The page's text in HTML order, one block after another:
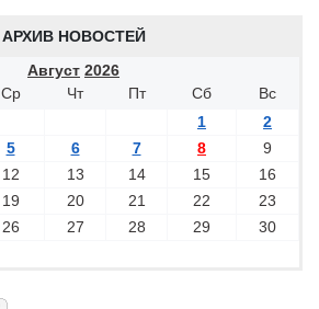
АРХИВ НОВОСТЕЙ
Август 2026
Ср Чт Пт Сб
Вс
1
2
5 6 7 8
9
12 13 14 15
16
19 20 21 22
23
26 27 28 29
30